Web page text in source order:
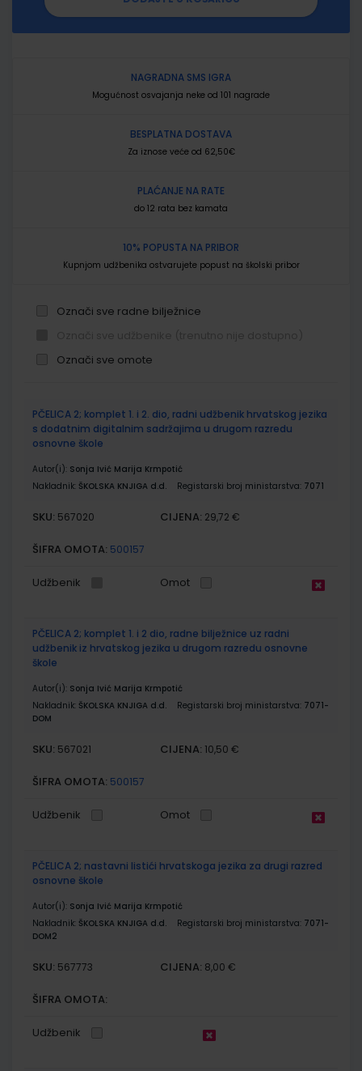
NAGRADNA SMS IGRA
Mogućnost osvajanja neke od 101 nagrade
BESPLATNA DOSTAVA
Za iznose veće od 62,50€
PLAĆANJE NA RATE
do 12 rata bez kamata
10% POPUSTA NA PRIBOR
Kupnjom udžbenika ostvarujete popust na školski pribor
Označi sve radne bilježnice
Označi sve omote
proizvodi
PČELICA 2; komplet 1. i 2. dio, radni udžbenik hrvatskog jezika
s dodatnim digitalnim sadržajima u drugom razredu
osnovne škole
Autor(i): Sonja Ivić Marija Krmpotić
Nakladnik: ŠKOLSKA KNJIGA d.d. Registarski broj ministarstva: 7071
SKU: 567020 CIJENA: 29,72 €
ŠIFRA OMOTA: 500157
Udžbenik Omot
PČELICA 2; komplet 1. i 2 dio, radne bilježnice uz radni
udžbenik iz hrvatskog jezika u drugom razredu osnovne
škole
Autor(i): Sonja Ivić Marija Krmpotić
Nakladnik: ŠKOLSKA KNJIGA d.d. Registarski broj ministarstva: 7071-
DOM
SKU: 567021 CIJENA: 10,50 €
ŠIFRA OMOTA: 500157
Udžbenik Omot
PČELICA 2; nastavni listići hrvatskoga jezika za drugi razred
osnovne škole
Autor(i): Sonja Ivić Marija Krmpotić
Nakladnik: ŠKOLSKA KNJIGA d.d. Registarski broj ministarstva: 7071-
DOM2
SKU: 567773 CIJENA: 8,00 €
ŠIFRA OMOTA:
Udžbenik